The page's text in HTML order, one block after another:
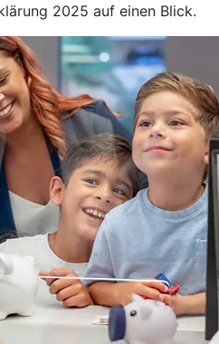
2025 auf einen Blick.